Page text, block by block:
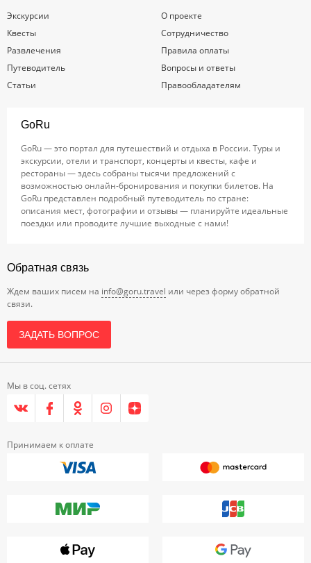
Экскурсии
Квесты
Развлечения
Путеводитель
Статьи
О проекте
Сотрудничество
Правила оплаты
Вопросы и ответы
Правообладателям
GoRu
GoRu — это портал для путешествий и отдыха в России. Туры и
экскурсии, отели и транспорт, концерты и квесты, кафе и
рестораны — здесь собраны тысячи предложений с
возможностью онлайн-бронирования и покупки билетов. На
GoRu представлен подробный путеводитель по стране:
описания мест, фотографии и отзывы — планируйте идеальные
поездки или проводите лучшие выходные с нами!
Обратная связь
Ждем ваших писем на info@goru.travel или через форму обратной
связи.
ЗАДАТЬ ВОПРОС
Мы в соц. сетях
Принимаем к оплате